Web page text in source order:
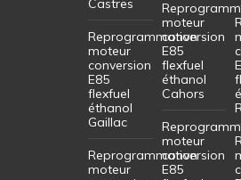
Castres
Reprogrammation
moteur
conversion
E85
flexfuel
éthanol
Gaillac
Reprogrammation
moteur
moteur
conversion
E85
flexfuel
éthanol
Cahors
moteur
conversion
E85